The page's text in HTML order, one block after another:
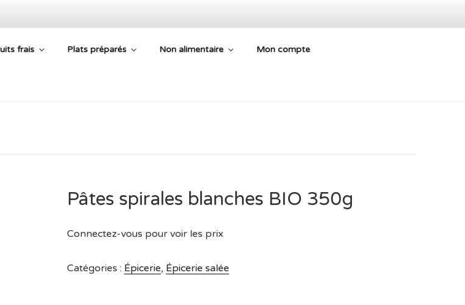
ALIMENTAIRE ARIÈGE
frais Plats préparés Non alimentaire Mon compte
Pâtes spirales blanches BIO 350g
Connectez-vous pour voir les prix
Catégories : Épicerie, Épicerie salée